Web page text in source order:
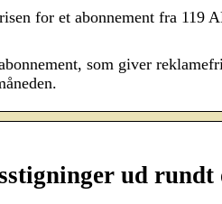
for et abonnement fra 119
som giver
ud rundt